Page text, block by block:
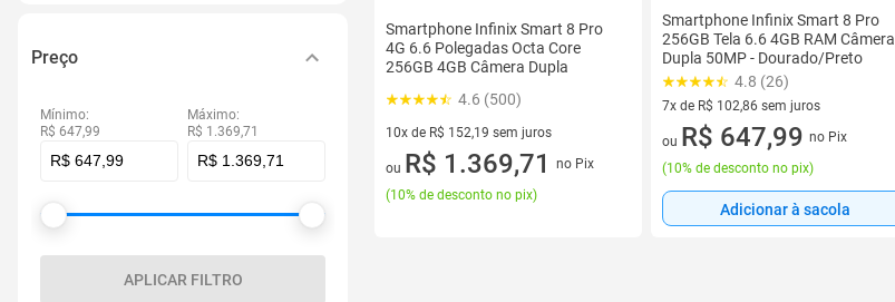
Preço
Mínimo:
R$ 647,99
Máximo:
R$ 1.369,71
APLICAR FILTRO
Smartphone Infinix Smart 8 Pro
4G 6.6 Polegadas Octa Core
256GB 4GB Câmera Dupla
4.6 (500)
10x de R$ 152,19 sem juros
10 vez de R$ 152,19 sem juros
ou R$ 1.369,71
no Pix
(10% de desconto no pix)
Smartphone Infinix Smart 8 Pro
256GB Tela 6.6 4GB RAM Câmera
Dupla 50MP - Dourado/Preto
4.8 (26)
7x de R$ 102,86 sem juros
7 vez de R$ 102,86 sem juros
ou R$ 647,99 no Pix
(10% de desconto no pix)
Adicionar à sacola